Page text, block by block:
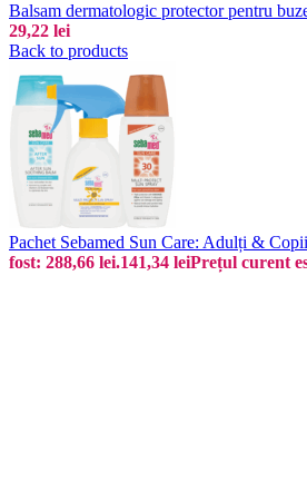
Balsam dermatologic protector pentru
29,22 lei
Back to products
Pachet Sebamed Sun Care: Adulți & Copii
fost: 288,66 lei.141,34 leiPrețul curent